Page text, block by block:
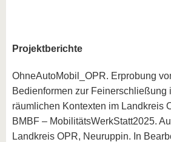
Projektberichte
OhneAutoMobil_OPR. Erprobung
Bedienformen zur Feinerschließung
räumlichen Kontexten im Landkreis
BMBF – MobilitätsWerkStatt2025.
Landkreis OPR, Neuruppin. In